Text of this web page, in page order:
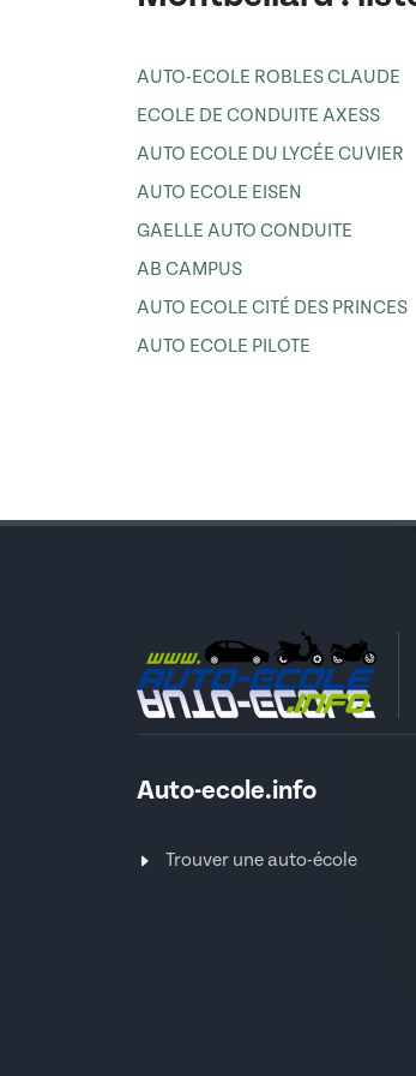
AUTO-ECOLE ROBLES CLAUDE
ECOLE DE CONDUITE AXESS
AUTO ECOLE DU LYCÉE CUVIER
AUTO ECOLE EISEN
GAELLE AUTO CONDUITE
AB CAMPUS
AUTO ECOLE CITÉ DES PRINCES
AUTO ECOLE PILOTE
Auto-ecole.info
Trouver une auto-école